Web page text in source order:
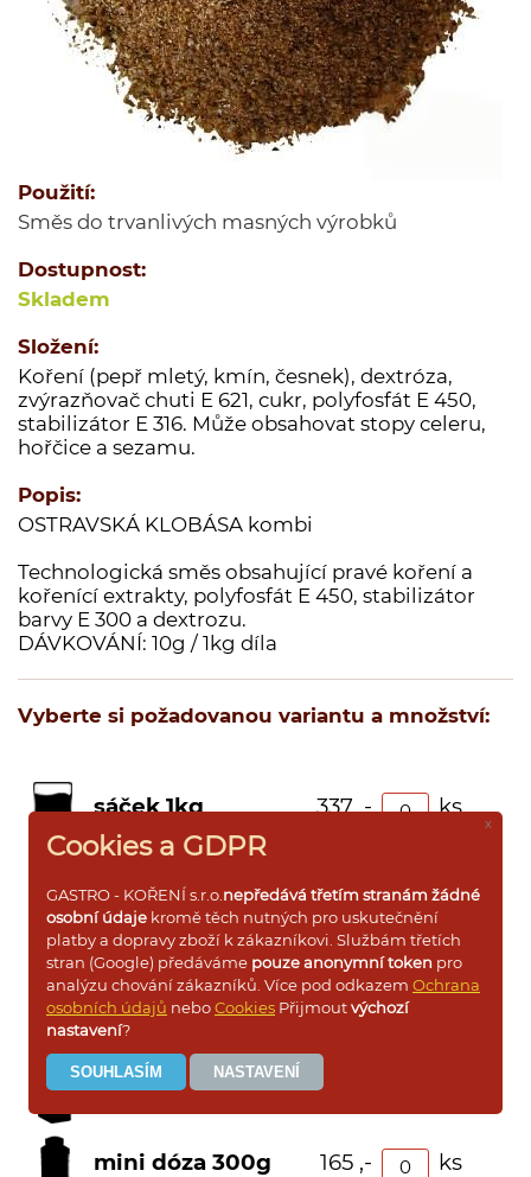
Jednodruhové koření
Kořenící směsi
Kořenící směsi pro masnou výrobu
Minutkové šťávy a omáčky
Ovoce sušené
Polévky
Cukry a dochucovací cukry
Soli a dochucovací soli
Maďarské originální kořenící speciality
Sušené houby
Tekutá koření a dochucovadla
Marinády a pasty
Potravinové přípravky
Bělka
Dárkové dřevěné kazety s kořením
Dárkové krabičky a rukávy s kořením
Prázdné dózy a kořenky na koření
Použití:
Směs do trvanlivých masných výrobků
Dostupnost:
Skladem
Složení:
Koření (pepř mletý, kmín, česnek), dextróza,
zvýrazňovač chuti E 621, cukr, polyfosfát E 450,
stabilizátor E 316. Může obsahovat stopy celeru,
hořčice a sezamu.
Popis:
OSTRAVSKÁ KLOBÁSA kombi
Technologická směs obsahující pravé koření a
kořenící extrakty, polyfosfát E 450, stabilizátor
barvy E 300 a dextrozu.
DÁVKOVÁNÍ: 10g / 1kg díla
Vyberte si požadovanou variantu a množství:
sáček 1kg 337 ,- ks
sáček 250g 102 ,- ks
sáček 100g 56 ,-
dóza 700g 315 ,-
mini dóza 300g 165 ,- ks
x
Cookies a GDPR
GASTRO - KOŘENÍ s.r.o. nepředává třetím stranám žádné
osobní údaje kromě těch nutných pro uskutečnění
platby a dopravy zboží k zákazníkovi. Službám třetích
stran (Google) předáváme pouze anonymní token pro
analýzu chování zákazníků. Více pod odkazem Ochrana
osobních údajů neboCookies Přijmoutvýchozí
nastavení?